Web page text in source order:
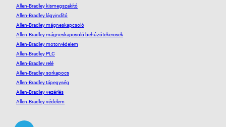
Allen-Bradley kismegszakító
Allen-Bradley lágyindító
Allen-Bradley mágneskapcsoló
Allen-Bradley mágneskapcsoló behúzótekercsek
Allen-Bradley motorvédelem
Allen-Bradley PLC
Allen-Bradley relé
Allen-Bradley sorkapocs
Allen-Bradley tápegység
Allen-Bradley vezérlés
Allen-Bradley védelem